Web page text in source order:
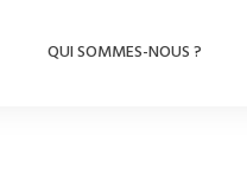
QUI SOMMES-NOUS ?